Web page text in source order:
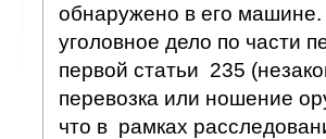
обнаружено в его
уголовное дело по части
первой статьи 235
перевозка или ношение
что в рамках